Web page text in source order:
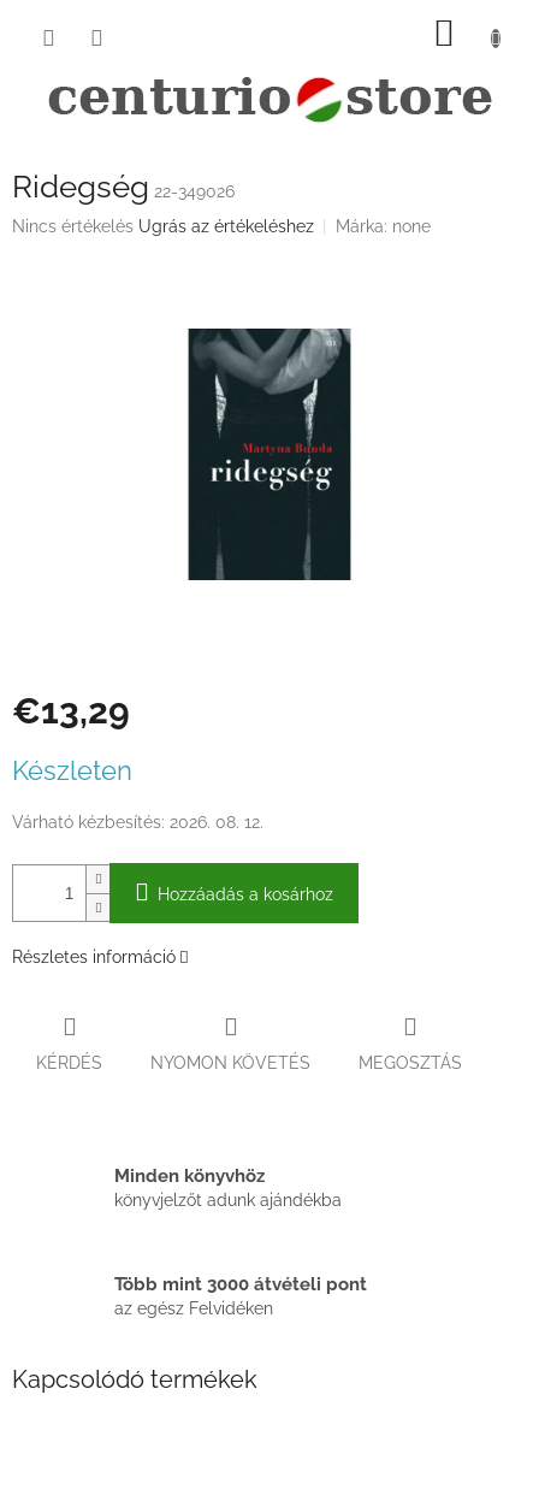
KOSÁR
Ridegség 22-349026
A
Nincs értékelés Ugrás az értékeléshez Márka: none
€13,29
Készleten
Várható kézbesítés: 2026. 08. 12.
Hozzáadás a kosárhoz
Részletes információ
KÉRDÉS NYOMON KÖVETÉS MEGOSZTÁS
Minden könyvhöz
könyvjelzőt adunk ajándékba
Több mint 3000 átvételi pont
az egész Felvidéken
Kapcsolódó termékek